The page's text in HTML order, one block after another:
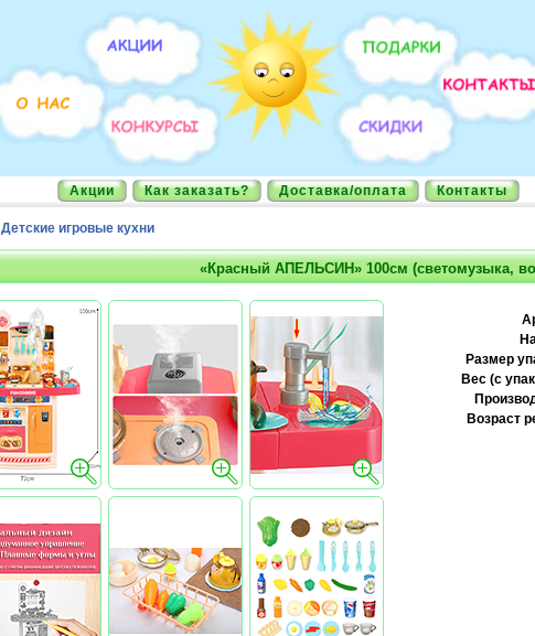
Акции Как заказать? Доставка/оплата Контакты
Детские игровые кухни
«Красный АПЕЛЬСИН» 100см (светомузыка,
Размер
Вес (с
Возраст